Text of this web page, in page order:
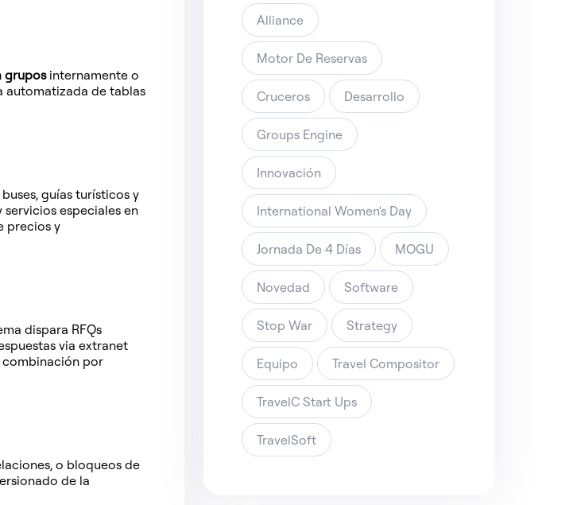
gruposinternamente o
automatizada de tablas
guías turísticos y
especiales en
precios y
dispara RFQs
via extranet
combinación por
o bloqueos de
de la
Alliance
Motor De Reservas
Cruceros Desarrollo
Groups Engine
Innovación
International Women's Day
Jornada De 4 Días MOGU
Novedad Software
Stop War Strategy
Equipo Travel Compositor
TravelC Start Ups
TravelSoft